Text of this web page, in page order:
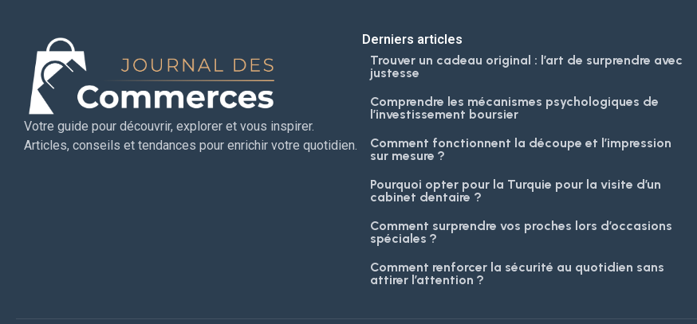
Votre guide pour découvrir, explorer et vous inspirer.
Articles, conseils et tendances pour enrichir votre quotidien.
Derniers articles
Trouver un cadeau original : l’art de surprendre avec
justesse
Comprendre les mécanismes psychologiques de
l’investissement boursier
Comment fonctionnent la découpe et l’impression
sur mesure ?
Pourquoi opter pour la Turquie pour la visite d’un
cabinet dentaire ?
Comment surprendre vos proches lors d’occasions
spéciales ?
Comment renforcer la sécurité au quotidien sans
attirer l’attention ?